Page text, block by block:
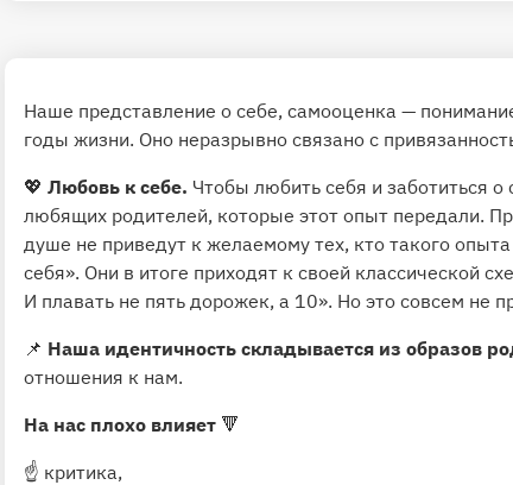
Наше представление о себе, самооценка —
годы жизни. Оно неразрывно связано с
💖 Любовь к себе. Чтобы любить себя и заботиться
любящих родителей, которые этот опыт передали.
душе не приведут к желаемому тех, кто такого
себя». Они в итоге приходят к своей классической
И плавать не пять дорожек, а 10». Но это совсем не
📌 Наша идентичность складывается из образов
отношения к нам.
На нас плохо влияет 🔻
☝️ критика,